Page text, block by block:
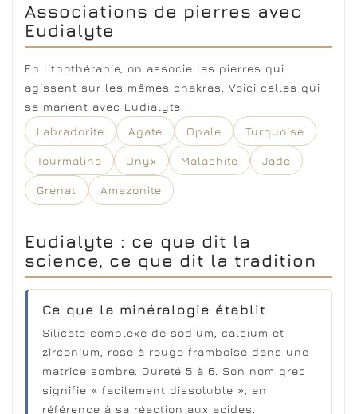
Associations de pierres avec
Eudialyte
En lithothérapie, on associe les pierres qui
agissent sur les mêmes chakras. Voici celles qui
se marient avec Eudialyte :
Labradorite
Agate Opale Turquoise
Tourmaline Onyx Malachite Jade
Grenat Amazonite
Eudialyte : ce que dit la
science, ce que dit la tradition
Ce que la minéralogie établit
Silicate complexe de sodium, calcium et
zirconium, rose à rouge framboise dans une
matrice sombre. Dureté 5 à 6. Son nom grec
signifie « facilement dissoluble », en
référence à sa réaction aux acides.